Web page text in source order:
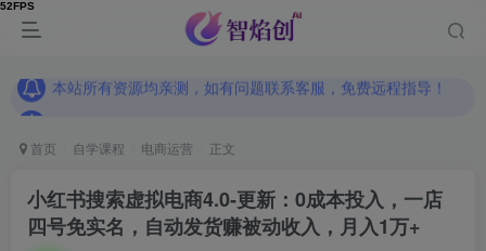
本站所有资源均亲测，如有问题联系客服，免费远程指导！
本站所有资源均亲测，如有问题联系客服，免费远程指导！
首页 自学课程 电商运营 正文
小红书搜索虚拟电商4.0-更新：0成本投入，一店
四号免实名，自动发货赚被动收入，月入1万+